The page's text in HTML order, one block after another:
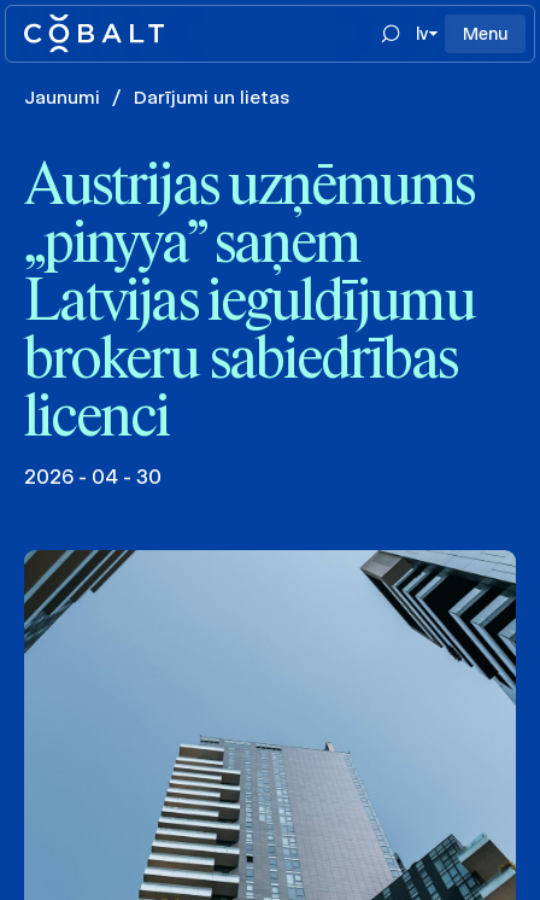
lv Menu
Jaunumi / Darījumi un lietas
Austrijas uzņēmums
„pinyya” saņem
Latvijas ieguldījumu
brokeru sabiedrības
licenci
2026 - 04 - 30